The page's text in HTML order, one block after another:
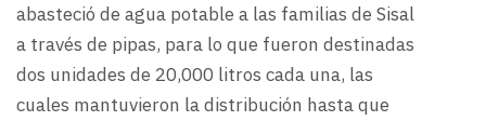
abasteció de agua potable a las familias de Sisal
a través de pipas, para lo que fueron destinadas
dos unidades de 20,000 litros cada una, las
cuales mantuvieron la distribución hasta que